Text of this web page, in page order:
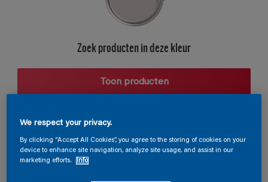
Zoek producten in deze kleur
Toon producten
Harmonieuze suggestie
We respect your privacy.
By clicking “Accept All Cookies”, you agree to the storing of cookies on your
device to enhance site navigation, analyze site usage, and assist in our
marketing efforts.
Info